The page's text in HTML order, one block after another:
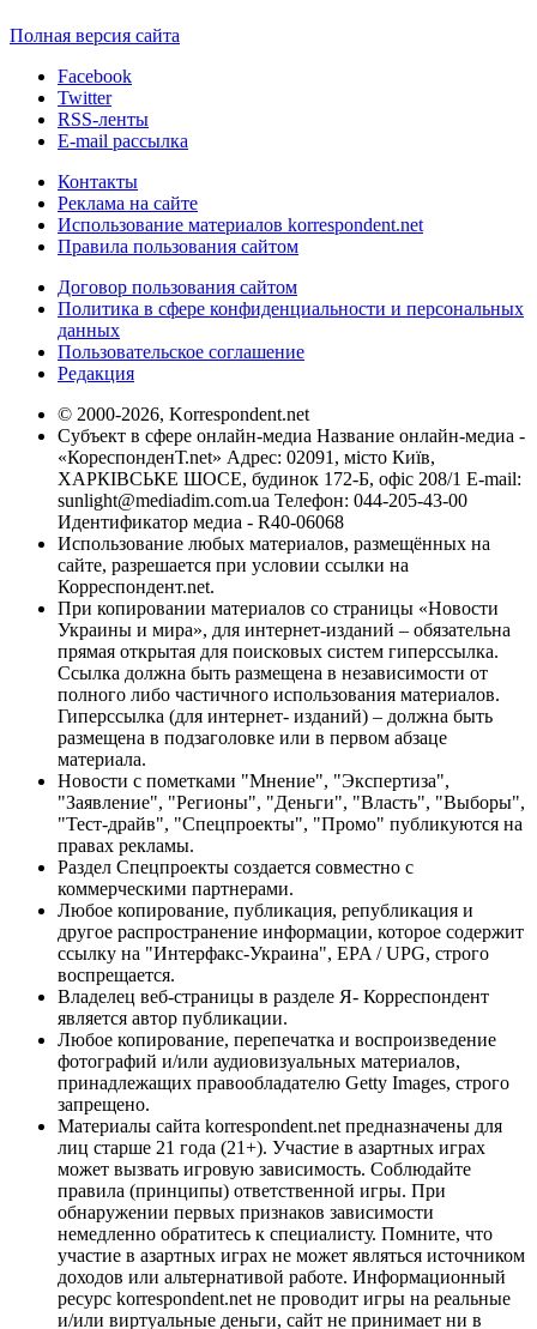
Полная версия сайта
Facebook
Twitter
RSS-ленты
E-mail рассылка
Контакты
Реклама на сайте
Использование материалов korrespondent.net
Правила пользования сайтом
Договор пользования сайтом
Политика в сфере конфиденциальности и персональных
данных
Пользовательское соглашение
Редакция
© 2000-2026, Korrespondent.net
Субъект в сфере онлайн-медиа Название онлайн-медиа -
«КореспонденТ.net» Адрес: 02091, місто Київ,
ХАРКІВСЬКЕ ШОСЕ, будинок 172-Б, офіс 208/1 E-mail:
sunlight@mediadim.com.ua Телефон: 044-205-43-00
Идентификатор медиа - R40-06068
Использование любых материалов, размещённых на
сайте, разрешается при условии ссылки на
Корреспондент.net.
При копировании материалов со страницы «Новости
Украины и мира», для интернет-изданий – обязательна
прямая открытая для поисковых систем гиперссылка.
Ссылка должна быть размещена в независимости от
полного либо частичного использования материалов.
Гиперссылка (для интернет- изданий) – должна быть
размещена в подзаголовке или в первом абзаце
материала.
Новости с пометками "Мнение", "Экспертиза",
"Заявление", "Регионы", "Деньги", "Власть", "Выборы",
"Тест-драйв", "Спецпроекты", "Промо" публикуются на
правах рекламы.
Раздел Спецпроекты создается совместно с
коммерческими партнерами.
Любое копирование, публикация, републикация и
другое распространение информации, которое содержит
ссылку на "Интерфакс-Украина", EPA / UPG, строго
воспрещается.
Владелец веб-страницы в разделе Я- Корреспондент
является автор публикации.
Любое копирование, перепечатка и воспроизведение
фотографий и/или аудиовизуальных материалов,
принадлежащих правообладателю Getty Images, строго
запрещено.
Материалы сайта korrespondent.net предназначены для
лиц старше 21 года (21+). Участие в азартных играх
может вызвать игровую зависимость. Соблюдайте
правила (принципы) ответственной игры. При
обнаружении первых признаков зависимости
немедленно обратитесь к специалисту. Помните, что
участие в азартных играх не может являться источником
доходов или альтернативой работе. Информационный
ресурс korrespondent.net не проводит игры на реальные
и/или виртуальные деньги, сайт не принимает ни в